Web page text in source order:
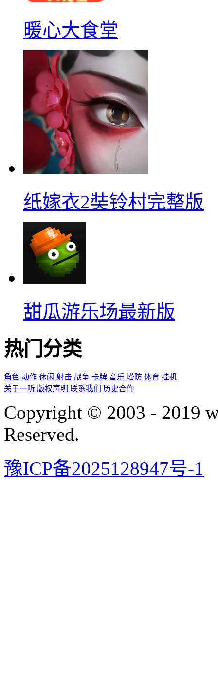
暖心大食堂
纸嫁衣2奘铃村完整版
甜瓜游乐场最新版
热门分类
角色 动作 休闲 射击 战争 卡牌 音乐 塔防 体育 挂机
关于一听 版权声明 联系我们 历史合作
Copyright © 2003 - 2019
Reserved.
豫ICP备2025128947号-1